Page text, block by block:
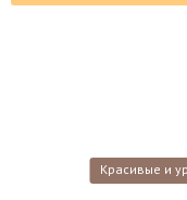
Красивые и